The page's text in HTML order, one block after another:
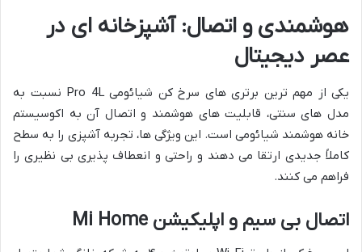
هوشمندی و اتصال: آشپزخانه ای در
عصر دیجیتال
یکی از مهم ترین برتری های سرخ کن شیائومی Pro 4L نسبت به
مدل های سنتی، قابلیت های هوشمند و اتصال آن به اکوسیستم
خانه هوشمند شیائومی است. این ویژگی ها، تجربه آشپزی را به سطح
کاملاً جدیدی ارتقا می دهند و راحتی و انعطاف پذیری بی نظیری را
فراهم می کنند.
اتصال بی سیم و اپلیکیشن Mi Home